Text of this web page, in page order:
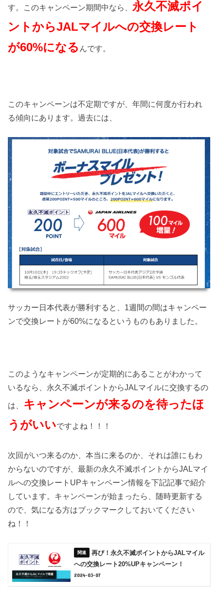
す。このキャンペーン期間中なら、 永久不滅ポイ
ントからJALマイルへの交換レート
が60%になる んです。
このキャンペーンは不定期ですが、年間に何度か行われ
る傾向にあります。過去には、
サッカー日本代表が勝利すると、1週間の間はキャンペー
ンで交換レートが60%になるというものもありました。
このようなキャンペーンが定期的にあることがわかって
いるなら、永久不滅ポイントからJALマイルに交換するの
は、 キャンペーンが来るのを待ったほ
うがいいですよね！！！
次回がいつ来るのか、本当に来るのか、それは誰にもわ
からないのですが、最新の永久不滅ポイントからJALマイ
ルへの交換レートUPキャンペーン情報を下記記事で紹介
しています。キャンペーンが始まったら、随時更新する
ので、気になる方はブックマークしておいてください
ね！！
再び！永久不滅ポイントからJALマイル
への交換レート20%UPキャンペーン！
2024-03-07